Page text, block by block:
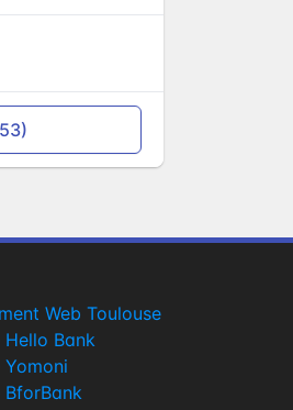
Web Toulouse
Bank
BforBank